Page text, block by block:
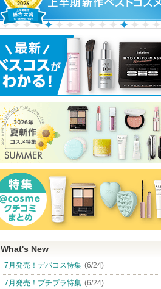
What's New
7月発売！デパコス特集 (6/24)
7月発売！プチプラ特集 (6/24)